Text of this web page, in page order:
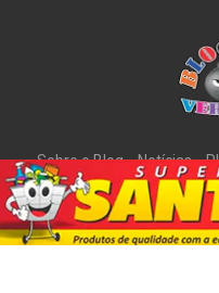
Sobre o Blog Notícias
@2020 - All Right